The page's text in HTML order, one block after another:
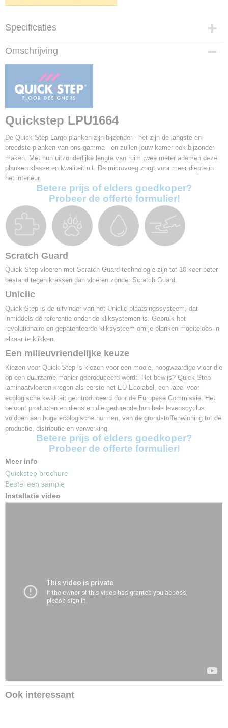
Specificaties
Productcode
5410455856537
Afmetingen (l,b,h)
205 x 20,50 x 0,95 cm
2,52 m2
Aantal planken per pak
6
Garantie
25 jaar
V-groef
Gebruiksklasse
32
AC4
Klik systeem
Uniclic
Vloerverwarming
Geschikt
Toplaag
Vochtbescherming
Spatgarantie
Omschrijving
Quickstep LPU1664
De Quick-Step Largo planken zijn bijzonder - het zijn de langste en
breedste planken van ons gamma - en zullen jouw kamer ook bijzonder
maken. Met hun uitzonderlijke lengte van ruim twee meter ademen deze
planken klasse en kwaliteit uit. De microvoeg zorgt voor meer diepte in
het interieur.
Betere prijs of elders goedkoper?
Probeer de offerte formulier!
Scratch Guard
Quick-Step vloeren met Scratch Guard-technologie zijn tot 10 keer beter
bestand tegen krassen dan vloeren zonder Scratch Guard.
Uniclic
Quick-Step is de uitvinder van het Uniclic-plaatsingssysteem, dat
inmiddels dé referentie onder de kliksystemen is. Gebruik het
revolutionaire en gepatenteerde kliksysteem om je planken moeiteloos in
elkaar te klikken.
Een milieuvriendelijke keuze
Kiezen voor Quick-Step is kiezen voor een mooie, hoogwaardige vloer die
op een duurzame manier geproduceerd wordt. Het bewijs? Quick-Step
laminaatvloeren kregen als eerste het EU Ecolabel, een label voor
ecologische kwaliteit geïntroduceerd door de Europese Commissie. Het
beloont producten en diensten die gedurende hun hele levenscyclus
voldoen aan hoge ecologische normen, van de grondstoffenwinning tot de
productie, distributie en verwerking.
Betere prijs of elders goedkoper?
Probeer de offerte formulier!
Meer info
Quickstep brochure
Bestel een sample
Installatie video
Ook interessant